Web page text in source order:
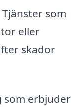
Tjänster som
eller
skador
som erbjuder